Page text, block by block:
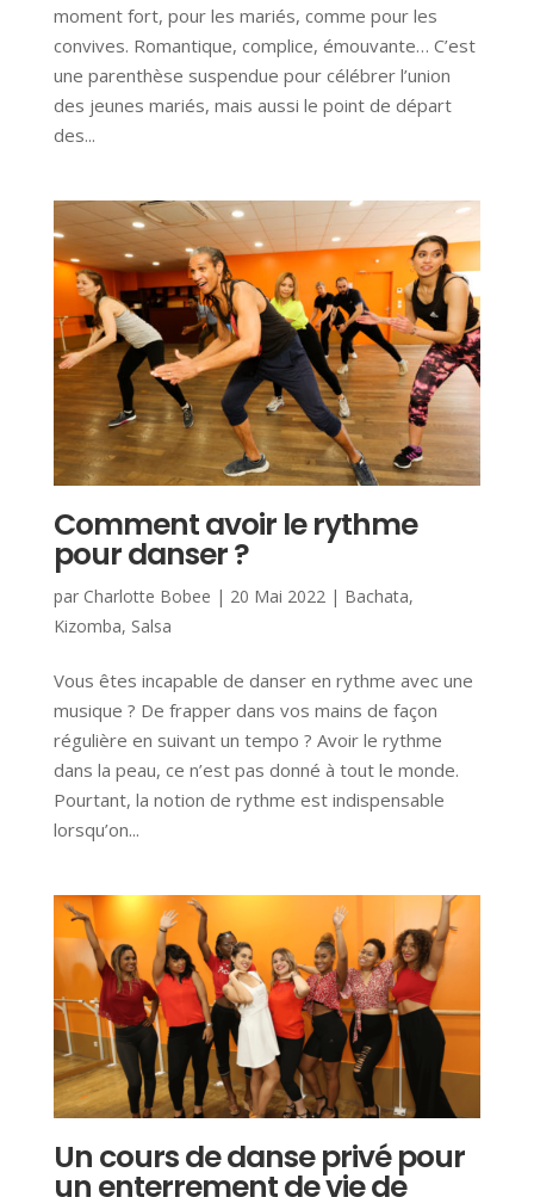
moment fort, pour les mariés, comme pour les
convives. Romantique, complice, émouvante… C’est
une parenthèse suspendue pour célébrer l’union
des jeunes mariés, mais aussi le point de départ
des...
Comment avoir le rythme
pour danser ?
par Charlotte Bobee | 20 Mai 2022| Bachata,
Kizomba, Salsa
Vous êtes incapable de danser en rythme avec une
musique ? De frapper dans vos mains de façon
régulière en suivant un tempo ? Avoir le rythme
dans la peau, ce n’est pas donné à tout le monde.
Pourtant, la notion de rythme est indispensable
lorsqu’on...
Un cours de danse privé pour
un enterrement de vie de